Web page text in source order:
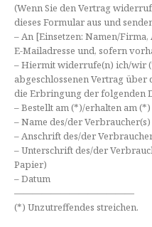
(Wenn Sie den Vertrag
dieses Formular aus und
– An [Einsetzen: Namen/
E-Mailadresse und, sofern
– Hiermit widerrufe(n) ich/wir
abgeschlossenen Vertrag
die Erbringung der folgenden
– Bestellt am (*)/erhalten am (*)
– Name des/der Verbraucher(s)
– Anschrift des/der
– Unterschrift des/der
Papier)
– Datum
—————————————
(*) Unzutreffendes streichen.